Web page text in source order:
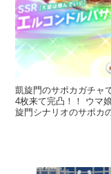
凱旋門のサポカガチャ
4枚来て完凸！！ ウマ
旋門シナリオのサポカ